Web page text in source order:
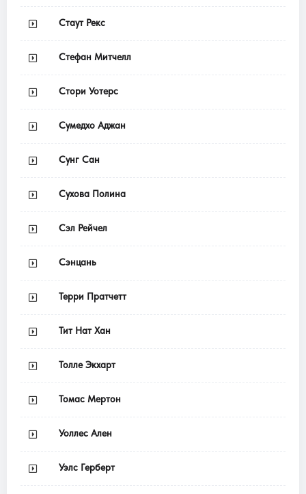
Стаут Рекс
Стефан Митчелл
Стори Уотерс
Сумедхо Аджан
Сунг Сан
Сухова Полина
Сэл Рейчел
Сэнцань
Терри Пратчетт
Тит Нат Хан
Толле Экхарт
Томас Мертон
Уоллес Ален
Уэлс Герберт